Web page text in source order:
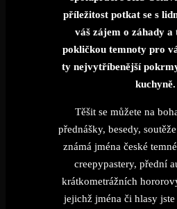
příležitost potkat se s
váš zájem o záhady a
pokličkou temnoty pro
ty nejvytříbenější
kuchyně.
Těšit se můžete na
přednášky, besedy,
známá jména české
creepypastery, přední
krátkometrážních
jejichž jména či hlasy